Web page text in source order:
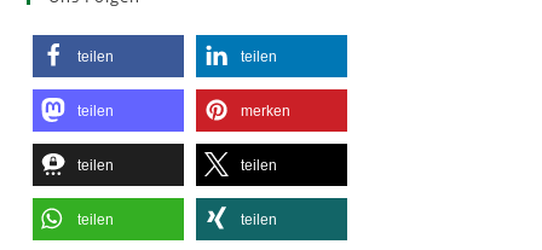
teilen teilen
teilen merken
teilen teilen
teilen teilen